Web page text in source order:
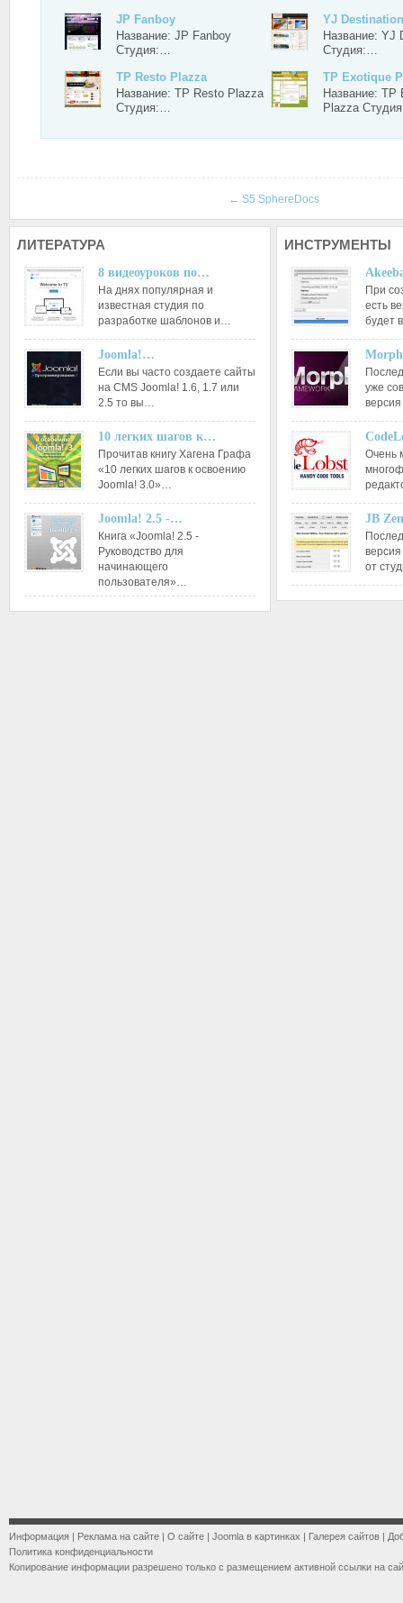
JP Fanboy
Название: JP Fanboy
Студия:…
YJ Destination
Название: YJ
Студия:…
TP Resto Plazza
Название: TP Resto Plazza
Студия:…
TP Exotique
Название: TP
Plazza
← S5 SphereDocs
ЛИТЕРАТУРА
8 видеоуроков по…
На днях популярная и
известная студия по
разработке шаблонов и…
Joomla!…
Если вы часто создаете сайты
на CMS Joomla! 1.6, 1.7 или
2.5 то вы…
10 легких шагов к…
Прочитав книгу Хагена Графа
«10 легких шагов к освоению
Joomla! 3.0»…
Joomla! 2.5 -…
Книга «Joomla! 2.5 -
Руководство для
начинающего
пользователя»…
ИНСТРУМЕНТЫ
При
есть
будет
уже
Очень
JB
от
Информация | Реклама на сайте | О сайте | Joomla в картинках | Галерея сайтов |
Политика конфиденциальности
Копирование информации разрешено только с размещением активной ссылки на